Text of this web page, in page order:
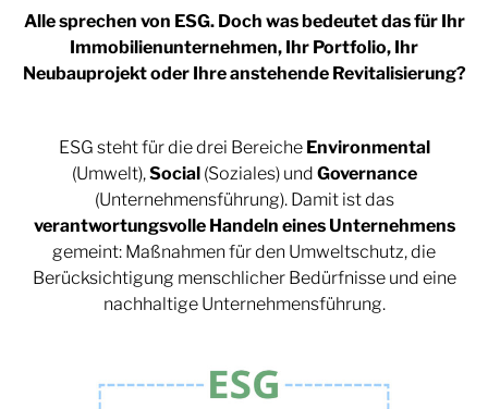
Alle sprechen von ESG. Doch was bedeutet das für Ihr
Immobilienunternehmen, Ihr Portfolio, Ihr
Neubauprojekt oder Ihre anstehende Revitalisierung?
ESG steht für die drei Bereiche Environmental
(Umwelt),Social(Soziales) und Governance
(Unternehmensführung). Damit ist das
verantwortungsvolle Handeln eines Unternehmens
gemeint: Maßnahmen für den Umweltschutz, die
Berücksichtigung menschlicher Bedürfnisse und eine
nachhaltige Unternehmensführung.